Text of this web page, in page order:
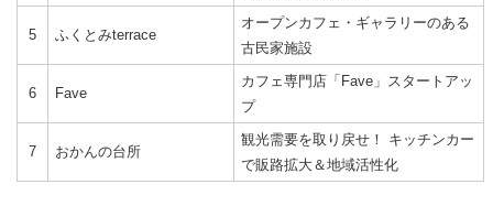
5 ふくとみterrace
オープンカフェ・ギャラリーのある
古民家施設
6 Fave
カフェ専門店「Fave」スタートアッ
プ
7 おかんの台所
観光需要を取り戻せ！ キッチンカー
で販路拡大＆地域活性化